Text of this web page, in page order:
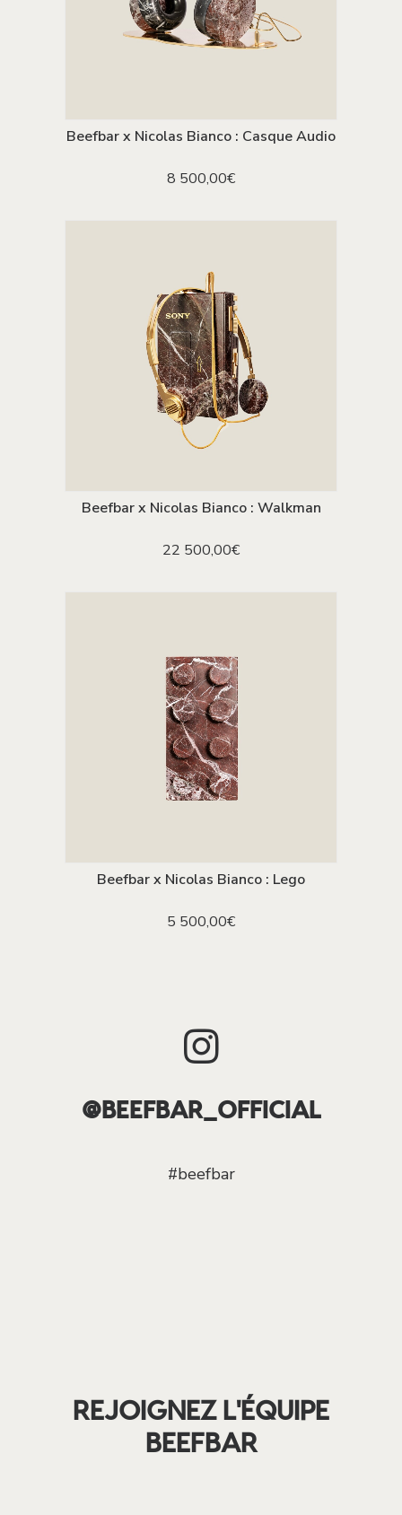
AJOUTER AU PANIER
Beefbar x Nicolas Bianco : Casque Audio
8 500,00€
AJOUTER AU PANIER
Beefbar x Nicolas Bianco : Walkman
22 500,00€
AJOUTER AU PANIER
Beefbar x Nicolas Bianco : Lego
5 500,00€
@BEEFBAR_OFFICIAL
#beefbar
REJOIGNEZ L'ÉQUIPE
BEEFBAR